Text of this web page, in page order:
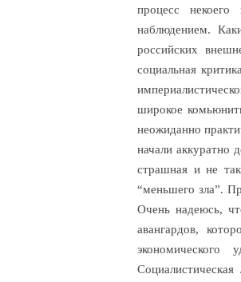
процесс
наблюдением.
российских
социальная
широкое
неожиданно
начали аккуратно
страшная и не
“меньшего зла”.
Очень надеюсь,
авангардов,